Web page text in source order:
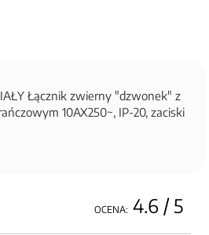
Łącznik zwierny "dzwonek" z
10AX250~, IP-20, zaciski
OCENA: 4.6 / 5